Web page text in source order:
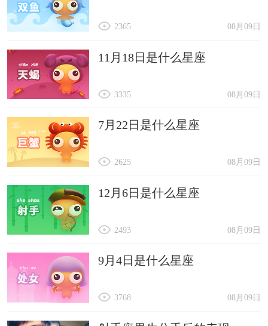
08月09日
2365
11月18日是什么星座
08月09日
3335
7月22日是什么星座
08月09日
2625
12月6日是什么星座
08月09日
2493
9月4日是什么星座
08月09日
3768